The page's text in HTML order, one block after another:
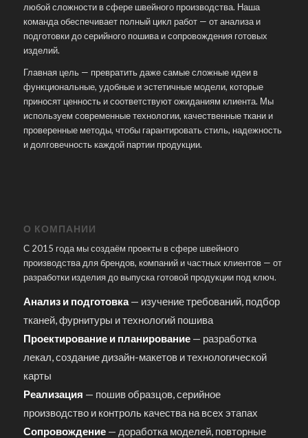
любой сложности в сфере швейного производства. Наша
команда обеспечивает полный цикл работ — от анализа и
подготовки до серийного пошива и сопровождения готовых
изделий.
Главная цель — превратить даже самые сложные идеи в
функциональные, удобные и эстетичные модели, которые
приносят ценность и соответствуют ожиданиям клиента. Мы
используем современные технологии, качественные ткани и
проверенные методы, чтобы гарантировать стиль, надежность
и долговечность каждой партии продукции.
О КОМПАНИИ
С 2015 года мы создаём проекты в сфере швейного
производства для брендов, компаний и частных клиентов — от
разработки изделия до выпуска готовой продукции под ключ.
Анализ и подготовка— изучение требований, подбор
тканей, фурнитуры и технологий пошива
Проектирование и планирование— разработка
лекал, создание дизайн-макетов и технологической
карты
Реализация — пошив образцов, серийное
производство и контроль качества на всех этапах
Сопровождение— доработка моделей, повторные